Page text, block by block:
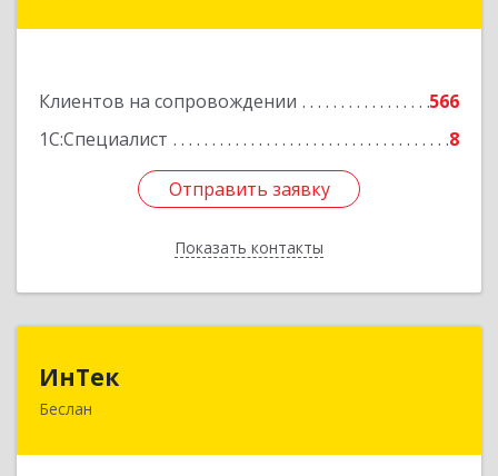
Клиентов на сопровождении
566
1С:Специалист
8
Отправить заявку
Показать контакты
Отправить заявку
Назад
ИнТек
Беслан